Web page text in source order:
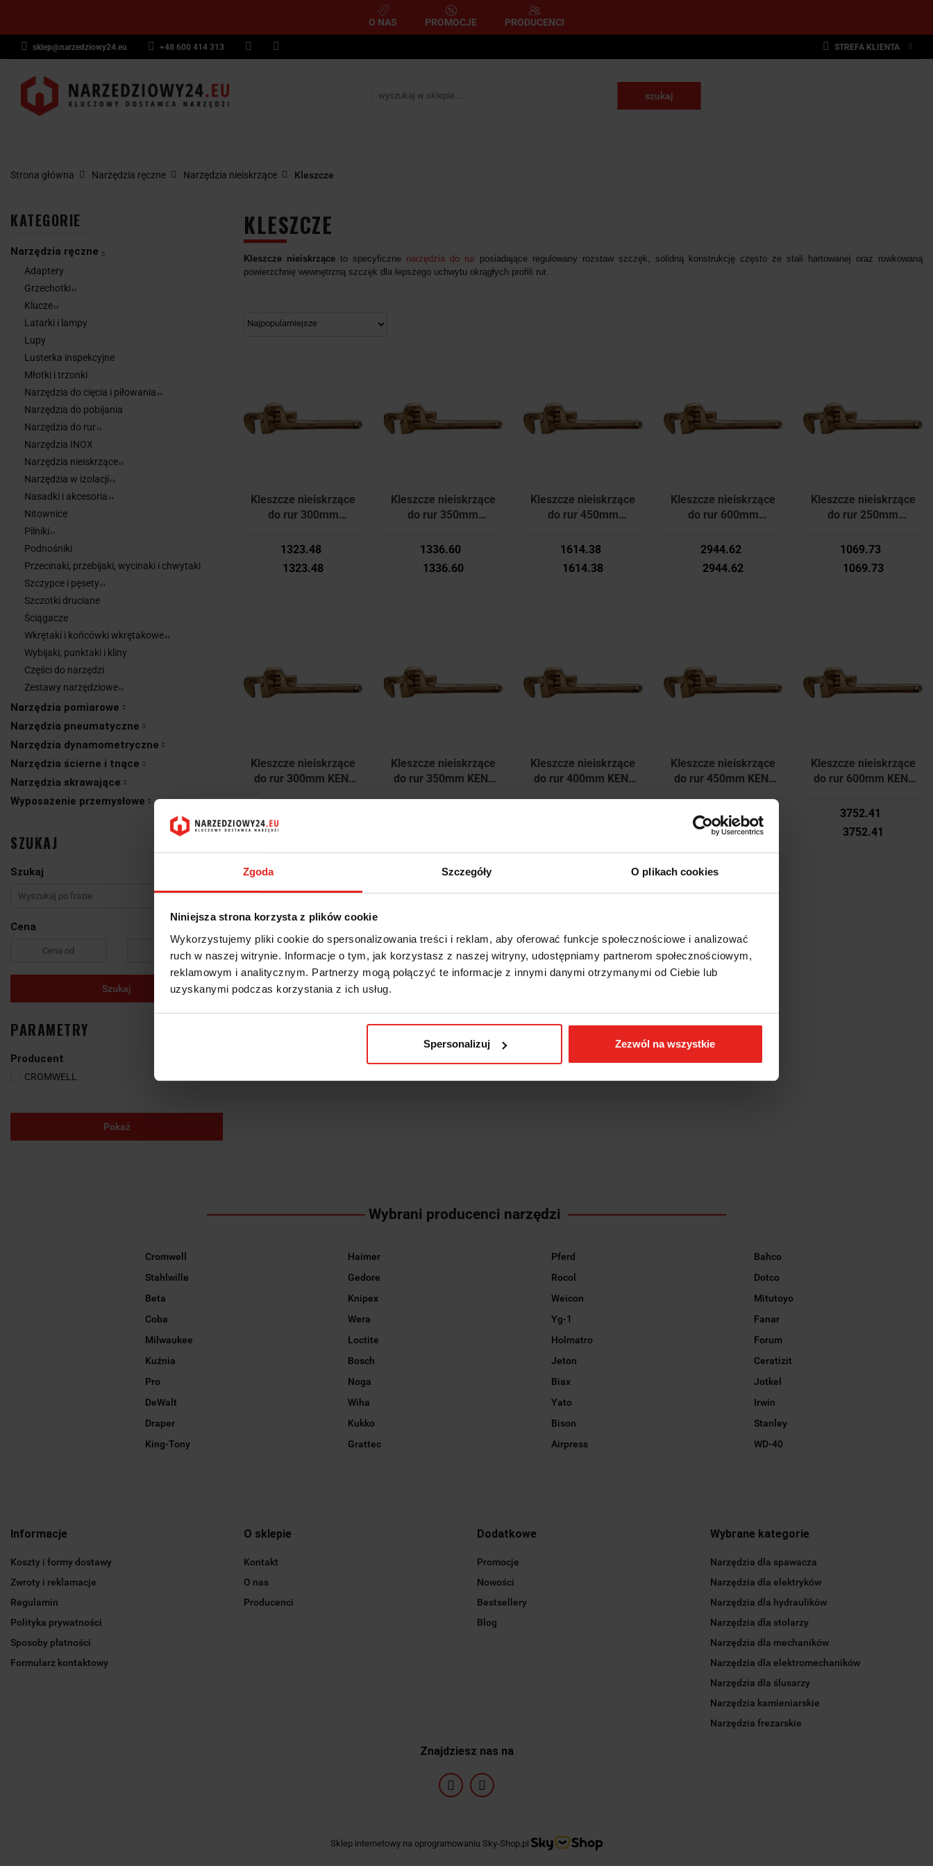
Zgoda Szczegóły O plikach cookies
Niniejsza strona korzysta z plików cookie
Wykorzystujemy pliki cookie do spersonalizowania treści i reklam, aby oferować funkcje społecznościowe i analizować
ruch w naszej witrynie. Informacje o tym, jak korzystasz z naszej witryny, udostępniamy partnerom społecznościowym,
reklamowym i analitycznym. Partnerzy mogą połączyć te informacje z innymi danymi otrzymanymi od Ciebie lub
uzyskanymi podczas korzystania z ich usług.
Spersonalizuj Zezwól na wszystkie
O NAS PROMOCJE PRODUCENCI
sklep@narzedziowy24.eu +48 600 414 313 STREFA KLIENTA
Narzędzia ręczne Narzędzia pomiarowe Narzędzia pneumatyczne
Narzędzia dynamometryczne Narzędzia skrawające
Strona główna Narzędzia ręczne Narzędzia nieiskrzące Kleszcze
KATEGORIE
Narzędzia ręczne
Adaptery
Grzechotki
Klucze
Latarki i lampy
Lupy
Lusterka inspekcyjne
Młotki i trzonki
Narzędzia do cięcia i piłowania
Narzędzia do pobijania
Narzędzia do rur
Narzędzia INOX
Narzędzia nieiskrzące
Narzędzia w izolacji
Nasadki i akcesoria
Nitownice
Pilniki
Podnośniki
Przecinaki, przebijaki, wycinaki i chwytaki
Szczypce i pęsety
Szczotki druciane
Ściągacze
Wkrętaki i końcówki wkrętakowe
Wybijaki, punktaki i kliny
Części do narzędzi
Zestawy narzędziowe
Narzędzia pomiarowe
Narzędzia pneumatyczne
Narzędzia dynamometryczne
Narzędzia ścierne i tnące
Narzędzia skrawające
Wyposażenie przemysłowe
SZUKAJ
Szukaj
Cena
Szukaj
PARAMETRY
Producent
CROMWELL
Pokaż
KLESZCZE
Kleszcze nieiskrzące to specyficzne narzędzia do rur posiadające regulowany rozstaw szczęk, solidną konstrukcję często ze stali hartowanej oraz rowkowaną
powierzchnię wewnętrzną szczęk dla lepszego uchwytu okrągłych profili rur.
Kleszcze nieiskrzące
do rur 300mm
Kennedy
1323.48
1323.48
Kleszcze nieiskrzące
do rur 350mm
Kennedy
1336.60
1336.60
Kleszcze nieiskrzące
do rur 450mm
Kennedy
1614.38
1614.38
Kleszcze nieiskrzące
do rur 600mm
Kennedy
2944.62
2944.62
Kleszcze nieiskrzące
do rur 250mm
1069.73
1069.73
Produkt niedostępny
Kleszcze nieiskrzące
do rur 300mm KEN-
Produkt niedostępny
Kleszcze nieiskrzące
do rur 350mm KEN-
Produkt niedostępny
Kleszcze nieiskrzące
do rur 400mm KEN-
Produkt niedostępny
Kleszcze nieiskrzące
do rur 450mm KEN-
2617.14
2617.14
Produkt niedostępny
Kleszcze nieiskrzące
do rur 600mm KEN-
3752.41
3752.41
Wybrani producenci narzędzi
Cromwell
Stahlwille
Beta
Coba
Milwaukee
Kuźnia
Pro
DeWalt
Draper
King-Tony
Haimer
Gedore
Knipex
Wera
Loctite
Bosch
Noga
Wiha
Kukko
Grattec
Pferd
Rocol
Weicon
Yg-1
Holmatro
Jeton
Biax
Yato
Bison
Airpress
Bahco
Dotco
Mitutoyo
Fanar
Forum
Ceratizit
Jotkel
Irwin
Stanley
WD-40
Informacje
Koszty i formy dostawy
Zwroty i reklamacje
Regulamin
Polityka prywatności
Sposoby płatności
Formularz kontaktowy
O sklepie
Kontakt
O nas
Producenci
Dodatkowe
Promocje
Nowości
Bestsellery
Blog
Wybrane kategorie
Narzędzia dla spawacza
Narzędzia dla elektryków
Narzędzia dla hydraulików
Narzędzia dla stolarzy
Narzędzia dla mechaników
Narzędzia dla elektromechaników
Narzędzia dla ślusarzy
Narzędzia kamieniarskie
Narzędzia frezarskie
Znajdziesz nas na
Sklep internetowy na oprogramowaniu Sky-Shop.pl